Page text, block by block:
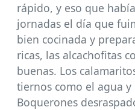
rápido, y eso que
jornadas el día que
bien cocinada y
ricas, las alcachofitas
buenas. Los
tiernos como el agua y
Boquerones